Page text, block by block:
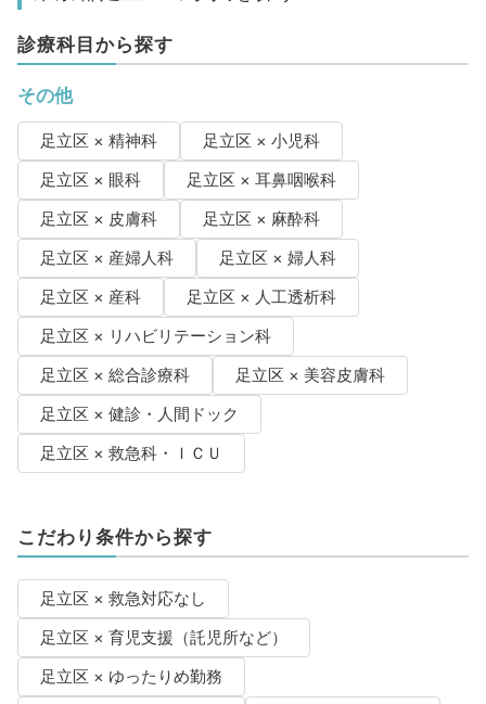
診療科目から探す
その他
足立区 × 精神科
足立区 × 小児科
足立区 × 眼科
足立区 × 耳鼻咽喉科
足立区 × 皮膚科
足立区 × 麻酔科
足立区 × 産婦人科
足立区 × 婦人科
足立区 × 産科
足立区 × 人工透析科
足立区 × リハビリテーション科
足立区 × 総合診療科
足立区 × 美容皮膚科
足立区 × 健診・人間ドック
足立区 × 救急科・ＩＣＵ
こだわり条件から探す
足立区 × 救急対応なし
足立区 × 育児支援（託児所など）
足立区 × ゆったりめ勤務